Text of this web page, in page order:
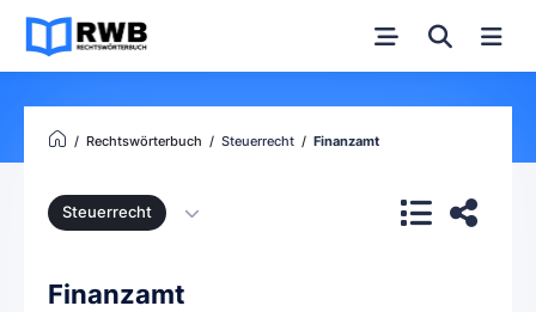
Rechtswörterbuch Steuerrecht Finanzamt
Steuerrecht
Finanzamt